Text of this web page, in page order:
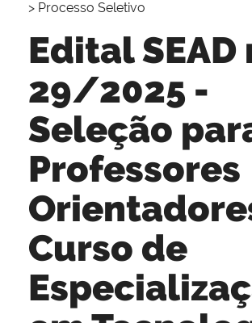
> Processo Seletivo
Edital SEAD
29/2025 -
Seleção
Professores
Curso de